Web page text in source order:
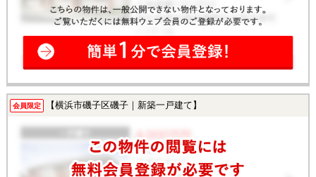
会員限定 【横浜市磯子区磯子｜新築一戸建て】